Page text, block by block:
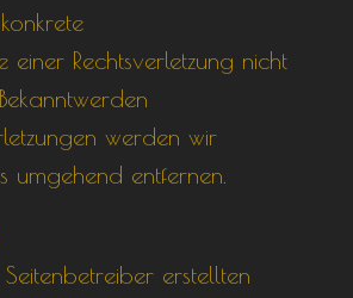
einer Rechtsverletzung nicht
werden wir
umgehend entfernen.
erstellten